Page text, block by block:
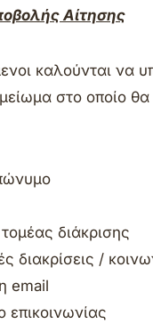
Αίτησης
καλούνται να
στο οποίο θα
διάκρισης
διακρίσεις /
email